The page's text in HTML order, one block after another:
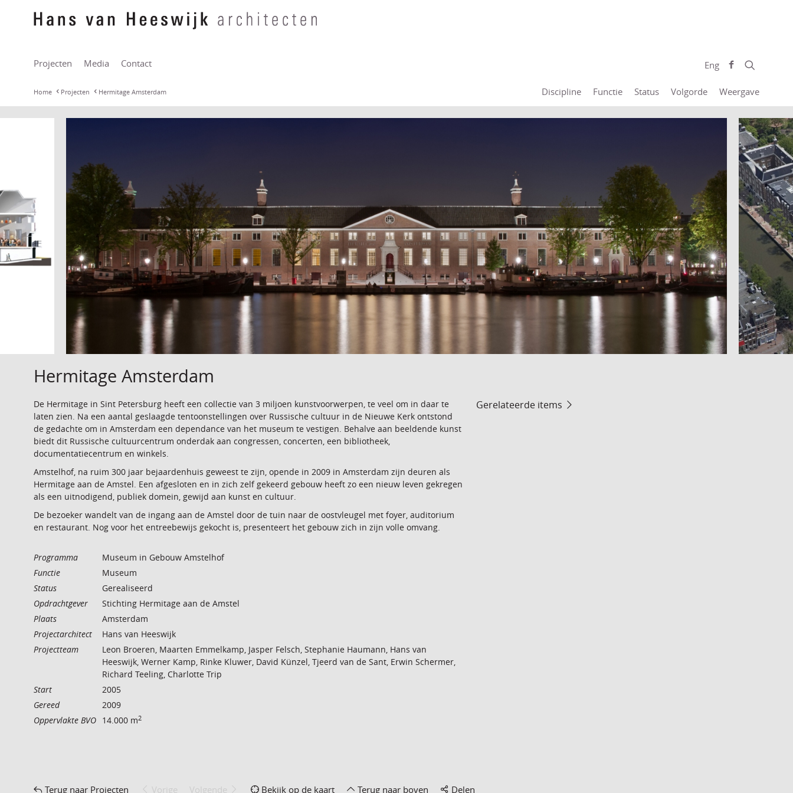
Projecten Media Contact Eng
Home Projecten Hermitage Amsterdam Discipline Functie Status Volgorde Weergave
Hermitage Amsterdam
De Hermitage in Sint Petersburg heeft een collectie van 3 miljoen kunstvoorwerpen, te veel om in daar te
laten zien. Na een aantal geslaagde tentoonstellingen over Russische cultuur in de Nieuwe Kerk ontstond
de gedachte om in Amsterdam een dependance van het museum te vestigen. Behalve aan beeldende kunst
biedt dit Russische cultuurcentrum onderdak aan congressen, concerten, een bibliotheek,
documentatiecentrum en winkels.
Amstelhof, na ruim 300 jaar bejaardenhuis geweest te zijn, opende in 2009 in Amsterdam zijn deuren als
Hermitage aan de Amstel. Een afgesloten en in zich zelf gekeerd gebouw heeft zo een nieuw leven gekregen
als een uitnodigend, publiek domein, gewijd aan kunst en cultuur.
De bezoeker wandelt van de ingang aan de Amstel door de tuin naar de oostvleugel met foyer, auditorium
en restaurant. Nog voor het entreebewijs gekocht is, presenteert het gebouw zich in zijn volle omvang.
Programma
Museum in Gebouw Amstelhof
Functie
Museum
Status
Gerealiseerd
Opdrachtgever
Stichting Hermitage aan de Amstel
Plaats
Amsterdam
Projectarchitect
Hans van Heeswijk
Projectteam
Leon Broeren, Maarten Emmelkamp, Jasper Felsch, Stephanie Haumann, Hans van
Heeswijk, Werner Kamp, Rinke Kluwer, David Künzel, Tjeerd van de Sant, Erwin Schermer,
Richard Teeling, Charlotte Trip
Start
2005
Gereed
2009
Oppervlakte BVO 14.000 m2
Gerelateerde items
Terug naar Projecten Vorige Volgende Bekijk op de kaart Terug naar boven Delen